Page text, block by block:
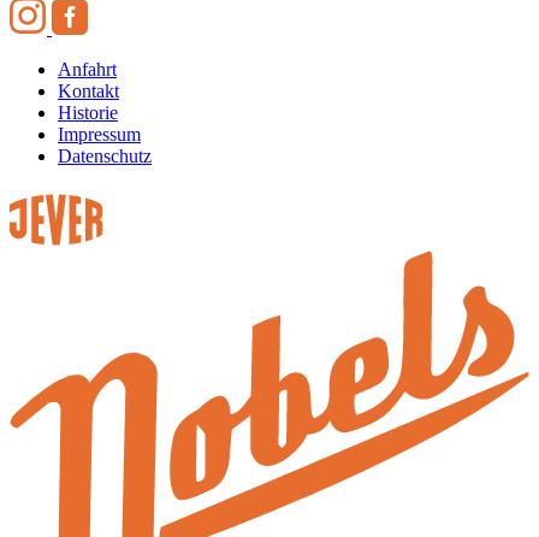
Anfahrt
Kontakt
Historie
Impressum
Datenschutz